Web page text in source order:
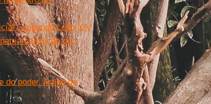
segundo Leão XIV
da
do poder. Artigo de